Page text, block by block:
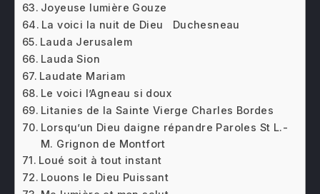
Joyeuse lumière Gouze
La voici la nuit de Dieu Duchesneau
Lauda Jerusalem
Lauda Sion
Laudate Mariam
Le voici l’Agneau si doux
Litanies de la Sainte Vierge Charles Bordes
Lorsqu’un Dieu daigne répandre Paroles St L.-
M. Grignon de Montfort
Loué soit à tout instant
Louons le Dieu Puissant